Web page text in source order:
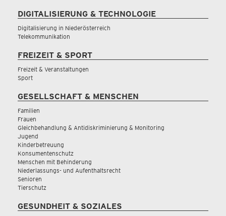
DIGITALISIERUNG & TECHNOLOGIE
Digitalisierung in Niederösterreich
Telekommunikation
FREIZEIT & SPORT
Freizeit & Veranstaltungen
Sport
GESELLSCHAFT & MENSCHEN
Familien
Frauen
Gleichbehandlung & Antidiskriminierung & Monitoring
Jugend
Kinderbetreuung
Konsumentenschutz
Menschen mit Behinderung
Niederlassungs- und Aufenthaltsrecht
Senioren
Tierschutz
GESUNDHEIT & SOZIALES